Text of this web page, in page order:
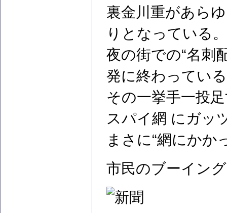
裏金川重があら
りとなっている。
夜の街での“名刺
発に終わってい
その一挙手一投
スパイ網 にガッ
まさに“網にかか
市民のブーイン